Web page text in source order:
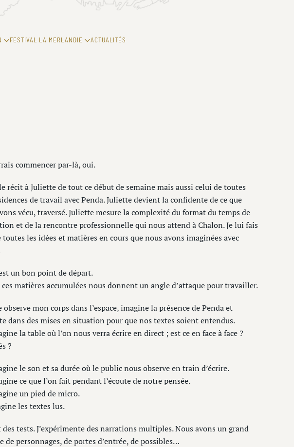
FESTIVAL LA MERLANDIE ACTUALITÉS
commencer par-là, oui.
récit à Juliette de tout ce début de semaine mais aussi celui de toutes
de travail avec Penda. Juliette devient la confidente de ce que
vécu, traversé. Juliette mesure la complexité du format du temps de
et de la rencontre professionnelle qui nous attend à Chalon. Je lui fais
toutes les idées et matières en cours que nous avons imaginées avec
un bon point de départ.
ces matières accumulées nous donnent un angle d’attaque pour travailler.
observe mon corps dans l’espace, imagine la présence de Penda et
dans des mises en situation pour que nos textes soient entendus.
la table où l’on nous verra écrire en direct ; est ce en face à face ?
?
le son et sa durée où le public nous observe en train d’écrire.
ce que l’on fait pendant l’écoute de notre pensée.
un pied de micro.
les textes lus.
tests. J’expérimente des narrations multiples. Nous avons un grand
de personnages, de portes d’entrée, de possibles…